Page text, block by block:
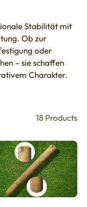
Stabilität mit
Ob zur
oder
– sie schaffen
Charakter.
18 Products